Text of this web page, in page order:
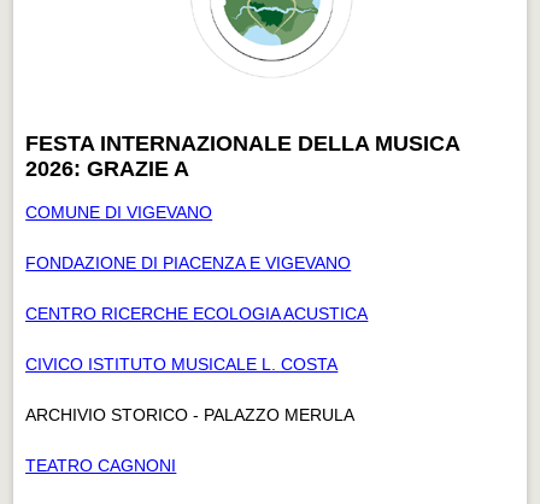
FESTA INTERNAZIONALE DELLA MUSICA
2026: GRAZIE A
COMUNE DI VIGEVANO
FONDAZIONE DI PIACENZA E VIGEVANO
CENTRO RICERCHE ECOLOGIA ACUSTICA
CIVICO ISTITUTO MUSICALE L. COSTA
ARCHIVIO STORICO - PALAZZO MERULA
TEATRO CAGNONI